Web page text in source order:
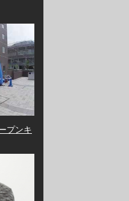
プンキ